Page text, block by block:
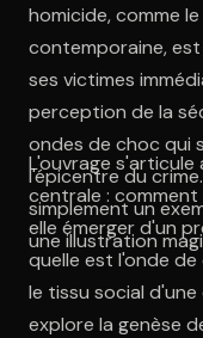
homicide, comme
contemporaine,
ses victimes
perception de la
ondes de choc qui
l'épicentre du
simplement un
une illustration
L'ouvrage
centrale :
elle émerger d'un
quelle est l'onde
le tissu social
explore la genèse